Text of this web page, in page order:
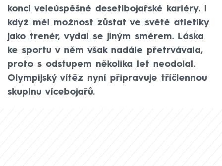
konci veleúspěšné desetibojařské kariéry. I
když měl možnost zůstat ve světě atletiky
jako trenér, vydal se jiným směrem. Láska
ke sportu v něm však nadále přetrvávala,
proto s odstupem několika let neodolal.
Olympijský vítěz nyní připravuje tříčlennou
skupinu vícebojařů.